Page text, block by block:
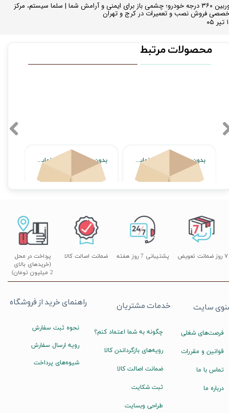
دوربین ۳۶۰ درجه خودرو؛ چشمی باز برای ایمنی و آرامش شما | سلما سیستم، مرکز
فروش نصب و تعمیرات در کرج و تهران
محصولات مرتبط
بدون محصول جهت نمایش
اتمام موجودی
بدون محصول جهت نمایش
اتمام موجودی
پشتیبانی 7 روز هفته
پرداخت در محل
(خریدهای بالای
2 میلیون تومان)
۷ روز ضمانت تعویض ضمانت اصالت کالا
راهنمای خرید از فروشگاه
نحوه ثبت سفارش
رویه ارسال سفارش
شیوه‌های پرداخت
خدمات مشتریان
چگونه به شما اعتماد کنم؟
رویه‌های بازگرداندن کالا
ضمانت اصالت کالا
ثبت شکایت
طراحی وبسایت
سایت
فرصت‌های شغلی
قوانین و مقررات
تماس با ما
درباره ما